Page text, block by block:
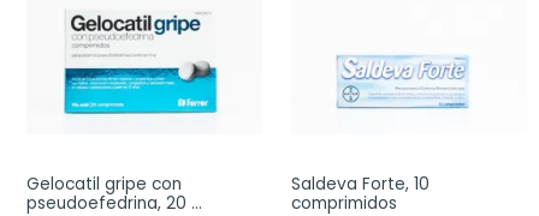
Gelocatil gripe con
pseudoefedrina, 20
Saldeva Forte, 10
comprimidos